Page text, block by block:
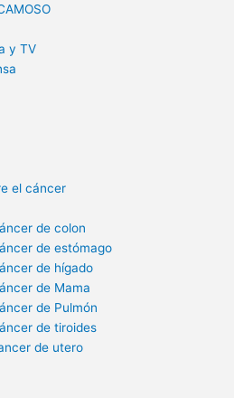
y TV
el cáncer
de colon
de estómago
de hígado
de Mama
de Pulmón
de tiroides
de utero